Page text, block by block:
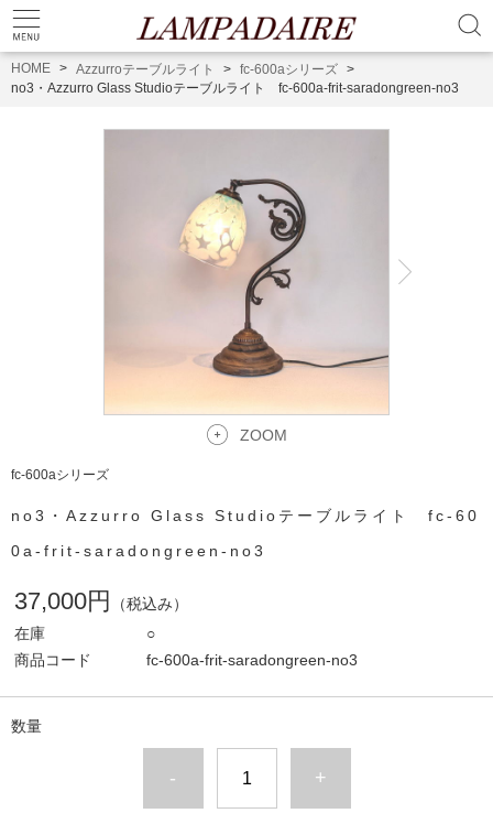
HOME Azzurroテーブルライト
fc-600aシリーズ
no3・Azzurro Glass Studioテーブルライト fc-600a-frit-saradongreen-no3
ZOOM
fc-600aシリーズ
no3・Azzurro Glass Studioテーブルライト fc-60
0a-frit-saradongreen-no3
37,000円
（税込み）
在庫
○
商品コード
fc-600a-frit-saradongreen-no3
数量
- +